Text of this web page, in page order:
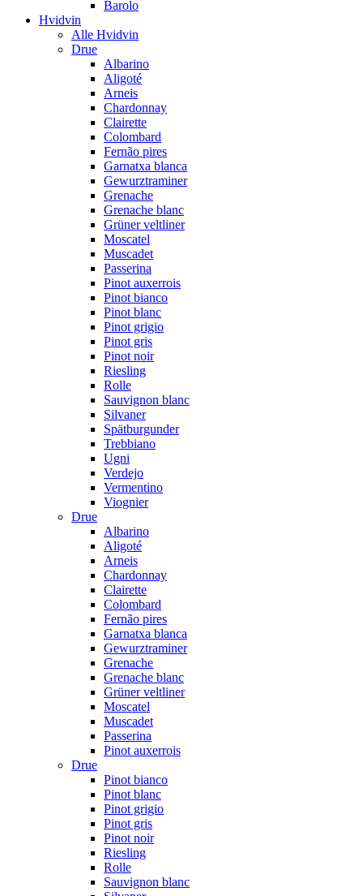
Barolo
Hvidvin
Alle Hvidvin
Drue
Albarino
Aligoté
Arneis
Chardonnay
Clairette
Colombard
Fernão pires
Garnatxa blanca
Gewurztraminer
Grenache
Grenache blanc
Grüner veltliner
Moscatel
Muscadet
Passerina
Pinot auxerrois
Pinot bianco
Pinot blanc
Pinot grigio
Pinot gris
Pinot noir
Riesling
Rolle
Sauvignon blanc
Silvaner
Spätburgunder
Trebbiano
Ugni
Verdejo
Vermentino
Viognier
Drue
Albarino
Aligoté
Arneis
Chardonnay
Clairette
Colombard
Fernão pires
Garnatxa blanca
Gewurztraminer
Grenache
Grenache blanc
Grüner veltliner
Moscatel
Muscadet
Passerina
Pinot auxerrois
Drue
Pinot bianco
Pinot blanc
Pinot grigio
Pinot gris
Pinot noir
Riesling
Rolle
Sauvignon blanc